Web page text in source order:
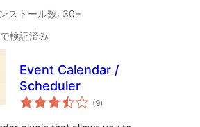
ストール数: 30+
検証済み
Event Calendar /
Scheduler
(9個
の
価
)